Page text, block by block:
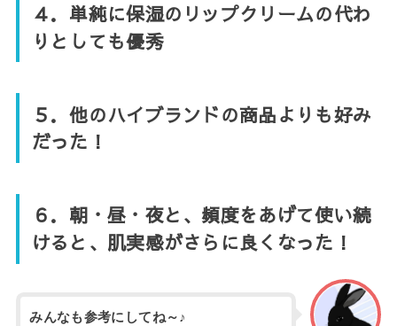
４．単純に保湿のリップクリームの代わ
りとしても優秀
５．他のハイブランドの商品よりも好み
だった！
６．朝・昼・夜と、頻度をあげて使い続
けると、肌実感がさらに良くなった！
みんなも参考にしてね～♪